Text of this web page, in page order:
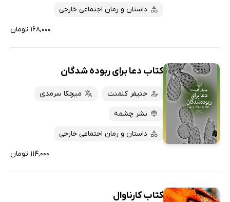
داستان و رمان اجتماعی خارجی
۱۶۸,۰۰۰ تومان
کتاب دعا برای ربوده شدگان
جنیفر کلمنت میچکا سرمدی
نشر چشمه
داستان و رمان اجتماعی خارجی
۱۱۴,۰۰۰ تومان
کتاب کارناوال